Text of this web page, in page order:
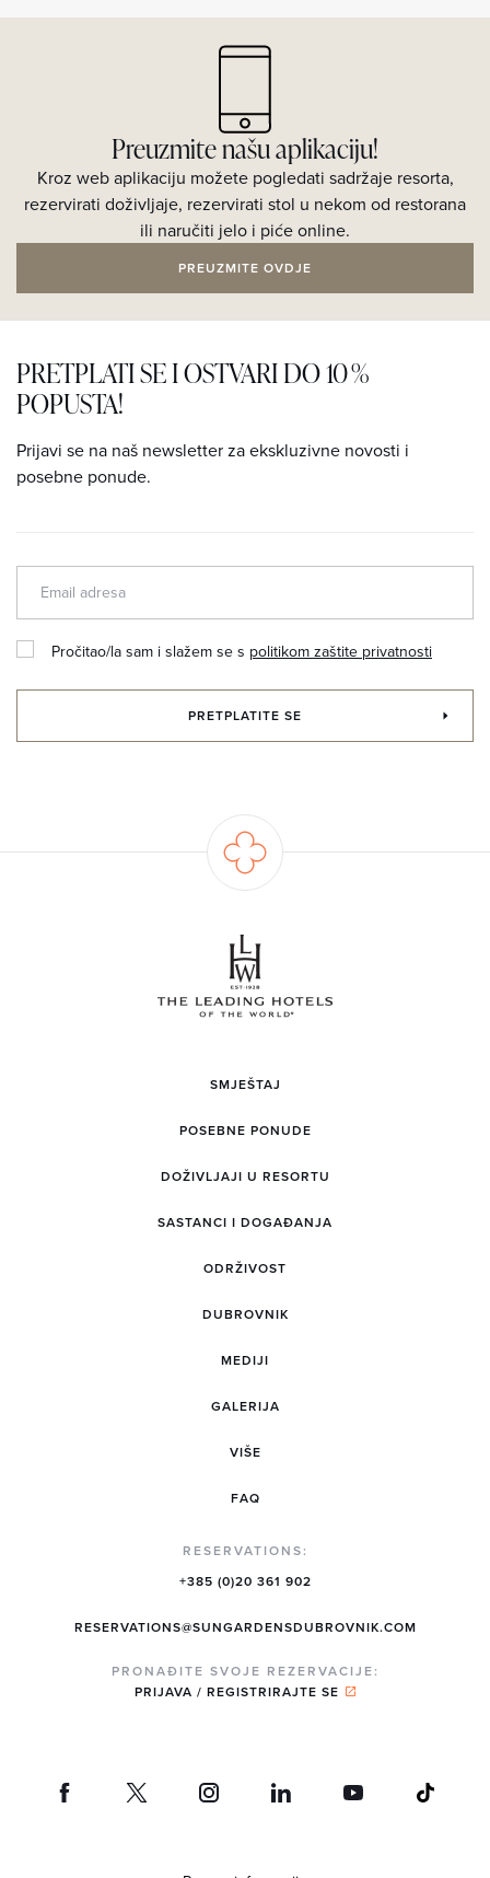
Preuzmite našu aplikaciju!
Kroz web aplikaciju možete pogledati sadržaje resorta,
rezervirati doživljaje, rezervirati stol u nekom od restorana
ili naručiti jelo i piće online.
PREUZMITE OVDJE
PRETPLATI SE I OSTVARI DO 10 %
POPUSTA!
Prijavi se na naš newsletter za ekskluzivne novosti i
posebne ponude.
Pročitao/la sam i slažem se s politikom zaštite privatnosti
PRETPLATITE SE
SMJEŠTAJ
POSEBNE PONUDE
DOŽIVLJAJI U RESORTU
SASTANCI I DOGAĐANJA
ODRŽIVOST
DUBROVNIK
MEDIJI
GALERIJA
VIŠE
FAQ
RESERVATIONS:
+385 (0)20 361 902
RESERVATIONS@SUNGARDENSDUBROVNIK.COM
PRONAĐITE SVOJE REZERVACIJE:
PRIJAVA / REGISTRIRAJTE SE